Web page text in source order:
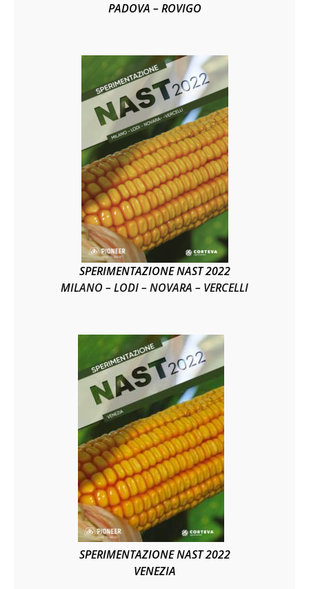
PADOVA – ROVIGO
SPERIMENTAZIONE NAST 2022
MILANO – LODI – NOVARA – VERCELLI
SPERIMENTAZIONE NAST 2022
VENEZIA